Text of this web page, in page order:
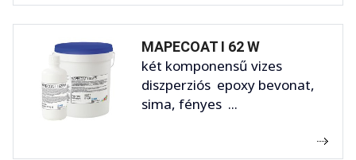
MAPECOAT I 62 W
két komponensű vizes
diszperziós epoxy bevonat,
sima, fényes ...